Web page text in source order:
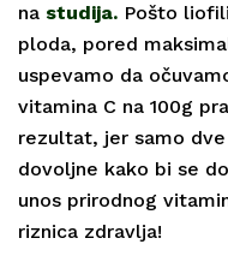
na studija. Pošto
ploda, pored
uspevamo da
vitamina C na 100g
rezultat, jer samo dve
dovoljne kako bi se
unos prirodnog
riznica zdravlja!